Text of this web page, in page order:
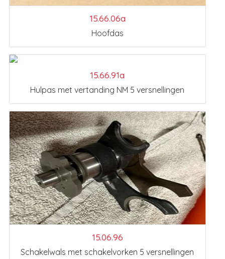
15.66.06a
Hoofdas
15.66.91a
Hulpas met vertanding NM 5 versnellingen
15.06.96
Schakelwals met schakelvorken 5 versnellingen